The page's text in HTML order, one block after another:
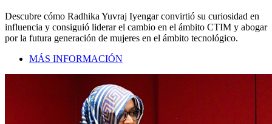
Descubre cómo Radhika Yuvraj Iyengar convirtió su curiosidad en
influencia y consiguió liderar el cambio en el ámbito CTIM y abogar
por la futura generación de mujeres en el ámbito tecnológico.
MÁS INFORMACIÓN